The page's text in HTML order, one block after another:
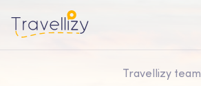
Travellizy team